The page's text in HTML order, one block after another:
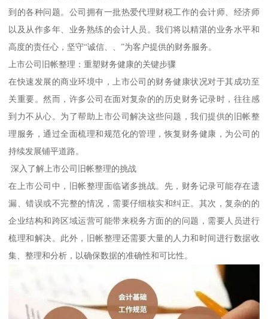
到的各种问题。公司拥有一批热爱代理财税工作的会计师、经济师
以及从作多年、业务熟练的会计人员。我们将以精湛的业务水平和
高度的责任心，坚守“诚信、、”为客户提供的财务服务。
上市公司旧帐整理：重塑财务健康的关键步骤
在快速发展的商业环境中，上市公司的财务健康状况对于其成功至
关重要。然而，许多公司在面对复杂的的历史财务记录时，往往感
到力不从心。为了帮助上市公司解决这些问题，我们提供的旧帐整
理服务，通过全面梳理和规范化的管理，恢复财务健康，为公司的
持续发展铺平道路。
深入了解上市公司旧帐整理的挑战
在上市公司中，旧帐整理面临诸多挑战。先，财务记录可能存在遗
漏、错误或不完整的情况，需要仔细核实和纠正。其次，复杂的的
企业结构和跨区域运营可能带来税务方面的的问题，需要人员进行
梳理和解决。此外，旧帐整理还需要大量的人力和时间进行数据收
集、整理和分析，以确保数据的准确性和可比性。